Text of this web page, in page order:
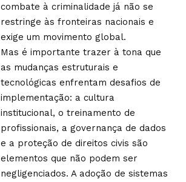
combate à criminalidade já não se
restringe às fronteiras nacionais e
exige um movimento global.
Mas é importante trazer à tona que
as mudanças estruturais e
tecnológicas enfrentam desafios de
implementação: a cultura
institucional, o treinamento de
profissionais, a governança de dados
e a proteção de direitos civis são
elementos que não podem ser
negligenciados. A adoção de sistemas